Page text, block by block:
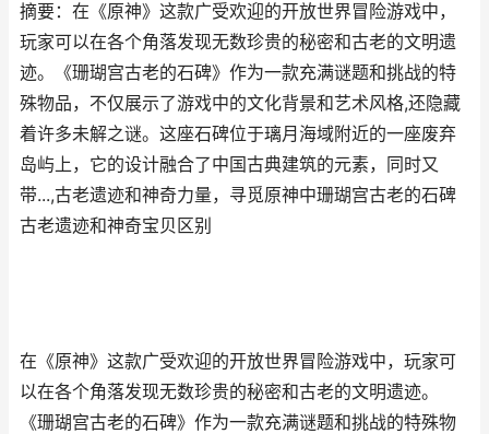
摘要：在《原神》这款广受欢迎的开放世界冒险游戏中，
玩家可以在各个角落发现无数珍贵的秘密和古老的文明遗
迹。《珊瑚宫古老的石碑》作为一款充满谜题和挑战的特
殊物品，不仅展示了游戏中的文化背景和艺术风格,还隐藏
着许多未解之谜。这座石碑位于璃月海域附近的一座废弃
岛屿上，它的设计融合了中国古典建筑的元素，同时又
带...,古老遗迹和神奇力量，寻觅原神中珊瑚宫古老的石碑
古老遗迹和神奇宝贝区别
在《原神》这款广受欢迎的开放世界冒险游戏中，玩家可
以在各个角落发现无数珍贵的秘密和古老的文明遗迹。
《珊瑚宫古老的石碑》作为一款充满谜题和挑战的特殊物